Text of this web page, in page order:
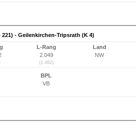
221) - Geilenkirchen-Tripsrath (K 4)
L-Rang
2.049
(1.462)
Land
NW
BPL
VB